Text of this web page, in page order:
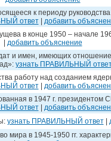
к периоду
ответ| добавить
в конце 1950 – начале
добавить объяснение
и имен, имеющих
узнать ПРАВИЛЬНЫЙ
работу над созданием
ответ| добавить
в 1947 г. президентом
ответ| добавить
узнать ПРАВИЛЬНЫЙ ответ|
мира в 1945-1950 гг.